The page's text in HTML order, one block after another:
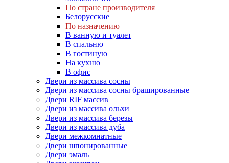
По стране производителя
Белорусские
По назначению
В ванную и туалет
В спальню
В гостиную
На кухню
В офис
Двери из массива сосны
Двери из массива сосны брашированные
Двери RIF массив
Двери из массива ольхи
Двери из массива березы
Двери из массива дуба
Двери межкомнатные
Двери шпонированные
Двери эмаль